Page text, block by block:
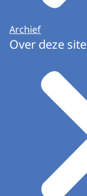
Archief
Over deze site